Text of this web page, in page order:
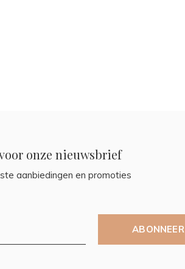
onze nieuwsbrief
aanbiedingen en promoties
ABONNEER